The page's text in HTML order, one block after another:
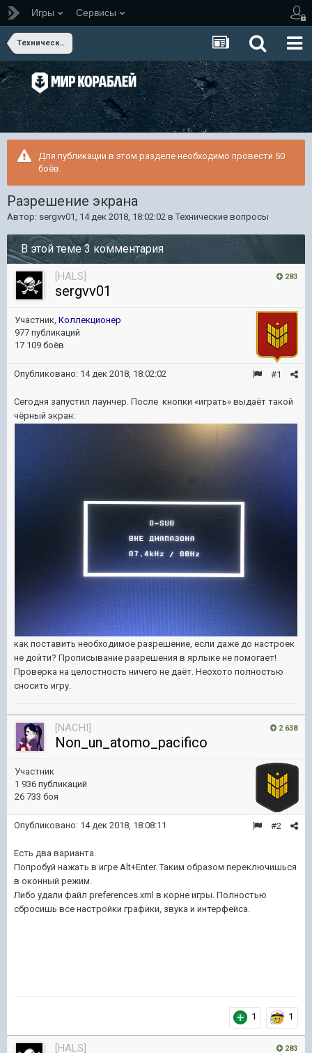
Игры Сервисы
Технические вопросы
Для публикации в этом разделе необходимо провести 50
боёв.
Разрешение экрана
Автор: sergvv01, 14 дек 2018, 18:02:02 в Технические вопросы
В этой теме 3 комментария
283
[HALS]
sergvv01
Участник, Коллекционер
977 публикаций
17 109 боёв
#1
Опубликовано: 14 дек 2018, 18:02:02
Сегодня запустил лаунчер. После кнопки «играть» выдаёт такой
чёрный экран:
как поставить необходимое разрешение, если даже до настроек
не дойти? Прописывание разрешения в ярлыке не помогает!
Проверка на целостность ничего не даёт. Неохото полностью
сносить игру.
2 638
[NACHI]
Non_un_atomo_pacifico
Участник
1 936 публикаций
26 733 боя
#2
Опубликовано: 14 дек 2018, 18:08:11
Есть два варианта.
Попробуй нажать в игре Alt+Enter. Таким образом переключишься
в оконный режим.
Либо удали файл preferences.xml в корне игры. Полностью
сбросишь все настройки графики, звука и интерфейса.
1 1
283
[HALS]